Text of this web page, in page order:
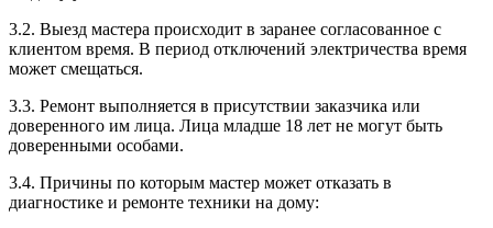
3.2. Выезд мастера происходит в заранее согласованное с
клиентом время. В период отключений электричества время
может смещаться.
3.3. Ремонт выполняется в присутствии заказчика или
доверенного им лица. Лица младше 18 лет не могут быть
доверенными особами.
3.4. Причины по которым мастер может отказать в
диагностике и ремонте техники на дому: